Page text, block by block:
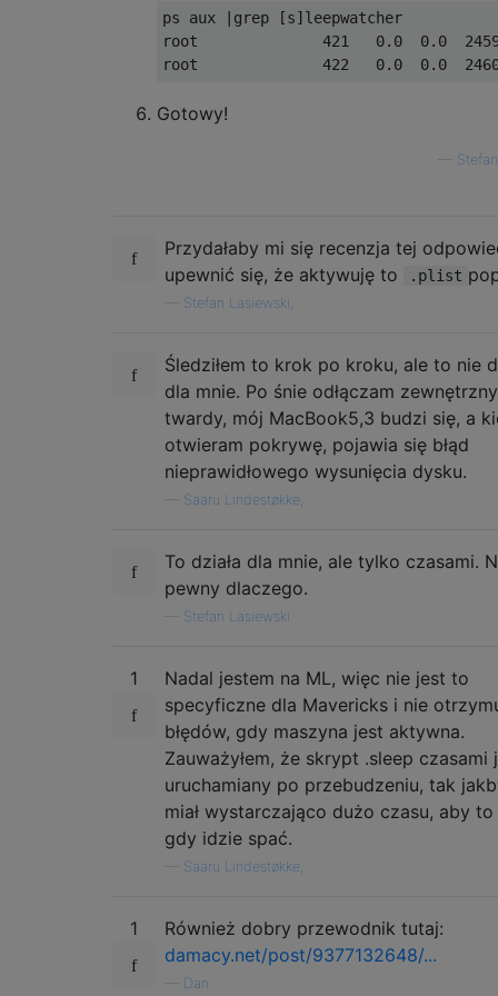
ps aux |grep [s]leepwatcher
root              421   0.0  0.0
Gotowy!
Przydałaby mi się recenzja tej
upewnić się, że aktywuję to
.plist
Stefan Lasiewski,
Śledziłem to krok po kroku, ale to nie
dla mnie. Po śnie odłączam
twardy, mój MacBook5,3 budzi się, a
otwieram pokrywę, pojawia się błąd
nieprawidłowego wysunięcia dysku.
Saaru Lindestøkke,
To działa dla mnie, ale tylko czasami.
pewny dlaczego.
Stefan Lasiewski
1
Nadal jestem na ML, więc nie jest to
specyficzne dla Mavericks i nie
błędów, gdy maszyna jest aktywna.
Zauważyłem, że skrypt .sleep czasami
uruchamiany po przebudzeniu, tak
miał wystarczająco dużo czasu, aby
gdy idzie spać.
Saaru Lindestøkke,
1
Również dobry przewodnik tutaj:
damacy.net/post/9377132648/...
Dan.